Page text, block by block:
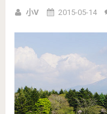
小V 2015-05-14